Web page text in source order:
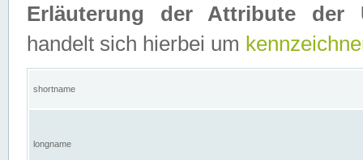
Erläuterung der Attribute der
handelt sich hierbei um
shortname
longname